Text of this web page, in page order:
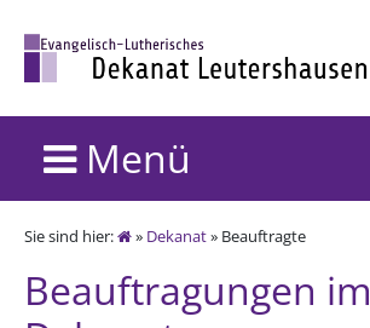
Menü
Sie sind hier: » Dekanat» Beauftragte
Beauftragungen im